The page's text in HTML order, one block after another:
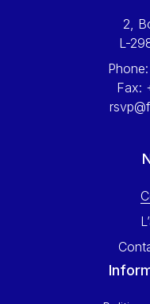
Yossi Beillin
Yves Mersch
2,
L-
Phone:
Fax: